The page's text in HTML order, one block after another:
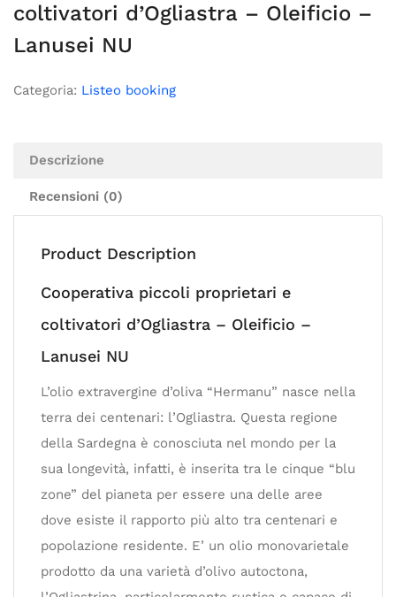
coltivatori d’Ogliastra – Oleificio –
Lanusei NU
Categoria: Listeo booking
Descrizione
Recensioni (0)
Product Description
Cooperativa piccoli proprietari e
coltivatori d’Ogliastra – Oleificio –
Lanusei NU
L’olio extravergine d’oliva “Hermanu” nasce nella
terra dei centenari: l’Ogliastra. Questa regione
della Sardegna è conosciuta nel mondo per la
sua longevità, infatti, è inserita tra le cinque “blu
zone” del pianeta per essere una delle aree
dove esiste il rapporto più alto tra centenari e
popolazione residente. E’ un olio monovarietale
prodotto da una varietà d’olivo autoctona,